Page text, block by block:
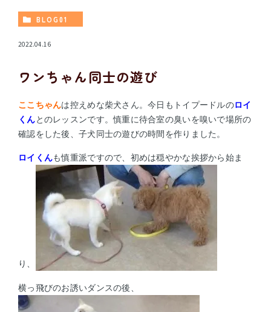
BLOG01
2022.04.16
ワンちゃん同士の遊び
ここちゃんは控えめな柴犬さん。今日もトイプードルのロイ
くんとのレッスンです。慎重に待合室の臭いを嗅いで場所の
確認をした後、子犬同士の遊びの時間を作りました。
ロイくんも慎重派ですので、初めは穏やかな挨拶から始ま
り、
横っ飛びのお誘いダンスの後、